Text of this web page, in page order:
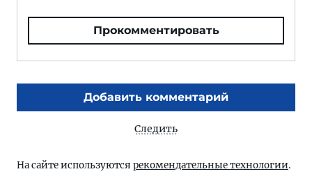
Прокомментировать
Добавить комментарий
Следить
На сайте используются рекомендательные технологии.